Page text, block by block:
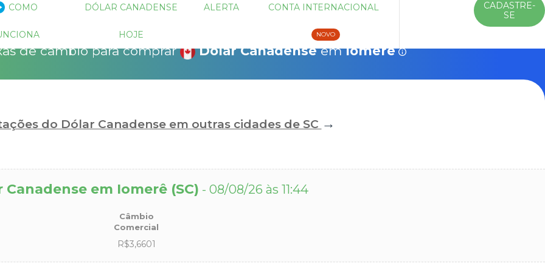
descontos!
através do sistema de ofertas do
pagar quanto?
COMO DÓLAR CANADENSE
HOJE
ALERTA CONTA INTERNACIONAL
NOVO
CADASTRE-
SE
de câmbio para comprar Dólar CanadenseemIomerê
do Dólar Canadense em outras cidades de SC →
Canadense em Iomerê (SC) - 08/08/26 às 11:44
Câmbio
Comercial
R$3,6601